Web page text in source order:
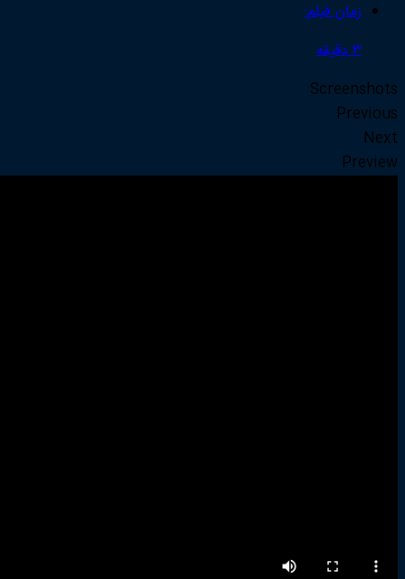
زمان فیلم:
۳ دقیقه
Screenshots
Previous
Next
Preview